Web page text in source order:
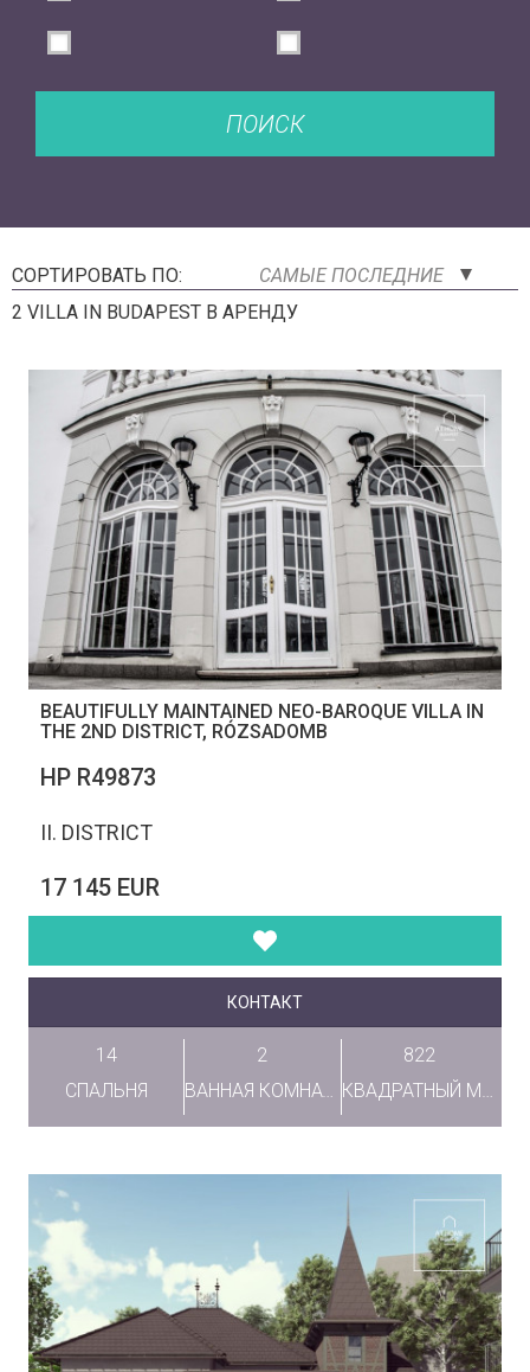
ПОИСК
СОРТИРОВАТЬ ПО:
САМЫЕ ПОСЛЕДНИЕ
2 VILLA IN BUDAPEST В АРЕНДУ
BEAUTIFULLY MAINTAINED NEO-BAROQUE VILLA IN
THE 2ND DISTRICT, RÓZSADOMB
НР R49873
II. DISTRICT
17 145 EUR
КОНТАКТ
14
СПАЛЬНЯ
2
822